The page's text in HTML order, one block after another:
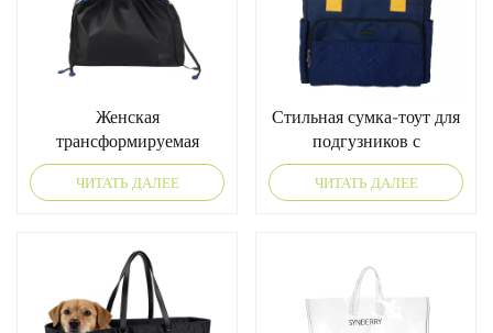
Женская
трансформируемая
сумка-тоут на завязках,
черная.
ЧИТАТЬ ДАЛЕЕ
Стильная сумка-тоут для
подгузников с
цветовыми блоками для
современных мам.
ЧИТАТЬ ДАЛЕЕ